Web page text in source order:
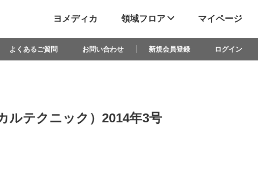
ヨメディカ 領域フロア マイページ
よくあるご質問 お問い合わせ 新規会員登録 ログイン
ルテクニック）2014年3号